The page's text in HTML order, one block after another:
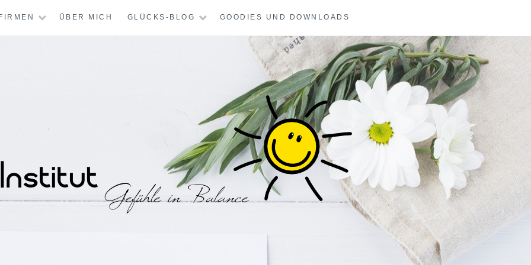
ÜBER MICH GLÜCKS-BLOG GOODIES UND DOWNLOADS
– MENTAL-COACHING UND
GLÜCKLICH?